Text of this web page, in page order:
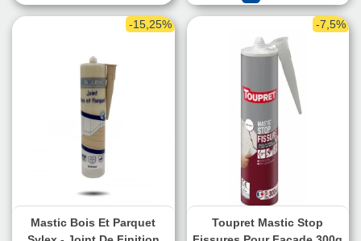
-15,25%
Mastic Bois Et Parquet
-7,5%
Toupret Mastic Stop